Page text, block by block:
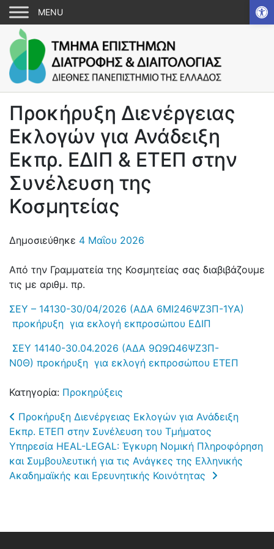
Προκήρυξη Διενέργειας
Εκλογών για Ανάδειξη
Εκπρ. ΕΔΙΠ & ΕΤΕΠ στην
Συνέλευση της
Κοσμητείας
Δημοσιεύθηκε 4 Μαΐου 2026
Από την Γραμματεία της Κοσμητείας σας διαβιβάζουμε
τις με αριθμ. πρ.
ΣΕΥ – 14130-30/04/2026 (ΑΔΑ 6ΜΙ246ΨΖ3Π-1ΥΑ)
προκήρυξη για εκλογή εκπροσώπου ΕΔΙΠ
ΣΕΥ 14140-30.04.2026 (ΑΔΑ 9Ω9Ω46ΨΖ3Π-
Ν0Θ) προκήρυξη για εκλογή εκπροσώπου ΕΤΕΠ
Κατηγορία: Προκηρύξεις
Post navigation
Προκήρυξη Διενέργειας Εκλογών για Ανάδειξη
Εκπρ. ΕΤΕΠ στην Συνέλευση του Τμήματος
Υπηρεσία HEAL-LEGAL: Έγκυρη Νομική Πληροφόρηση
και Συμβουλευτική για τις Ανάγκες της Ελληνικής
Ακαδημαϊκής και Ερευνητικής Κοινότητας